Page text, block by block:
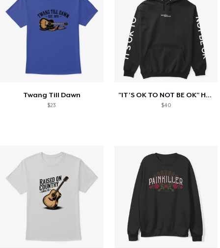
Twang Till Dawn
$23
"IT'S OK TO NOT BE OK" Hoodie (BP LOGO)
$40